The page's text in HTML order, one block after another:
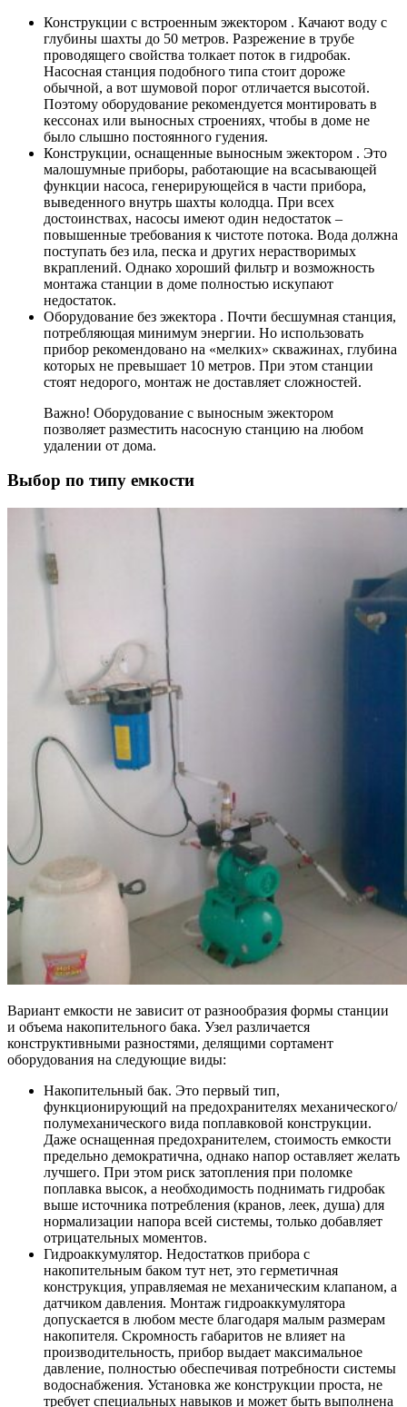
Конструкции с встроенным эжектором . Качают воду с
глубины шахты до 50 метров. Разрежение в трубе
проводящего свойства толкает поток в гидробак.
Насосная станция подобного типа стоит дороже
обычной, а вот шумовой порог отличается высотой.
Поэтому оборудование рекомендуется монтировать в
кессонах или выносных строениях, чтобы в доме не
было слышно постоянного гудения.
Конструкции, оснащенные выносным эжектором . Это
малошумные приборы, работающие на всасывающей
функции насоса, генерирующейся в части прибора,
выведенного внутрь шахты колодца. При всех
достоинствах, насосы имеют один недостаток –
повышенные требования к чистоте потока. Вода должна
поступать без ила, песка и других нерастворимых
вкраплений. Однако хороший фильтр и возможность
монтажа станции в доме полностью искупают
недостаток.
Оборудование без эжектора . Почти бесшумная станция,
потребляющая минимум энергии. Но использовать
прибор рекомендовано на «мелких» скважинах, глубина
которых не превышает 10 метров. При этом станции
стоят недорого, монтаж не доставляет сложностей.
Важно! Оборудование с выносным эжектором
позволяет разместить насосную станцию на любом
удалении от дома.
Выбор по типу емкости
Вариант емкости не зависит от разнообразия формы станции
и объема накопительного бака. Узел различается
конструктивными разностями, делящими сортамент
оборудования на следующие виды:
Накопительный бак. Это первый тип,
функционирующий на предохранителях механического/
полумеханического вида поплавковой конструкции.
Даже оснащенная предохранителем, стоимость емкости
предельно демократична, однако напор оставляет желать
лучшего. При этом риск затопления при поломке
поплавка высок, а необходимость поднимать гидробак
выше источника потребления (кранов, леек, душа) для
нормализации напора всей системы, только добавляет
отрицательных моментов.
Гидроаккумулятор. Недостатков прибора с
накопительным баком тут нет, это герметичная
конструкция, управляемая не механическим клапаном, а
датчиком давления. Монтаж гидроаккумулятора
допускается в любом месте благодаря малым размерам
накопителя. Скромность габаритов не влияет на
производительность, прибор выдает максимальное
давление, полностью обеспечивая потребности системы
водоснабжения. Установка же конструкции проста, не
требует специальных навыков и может быть выполнена